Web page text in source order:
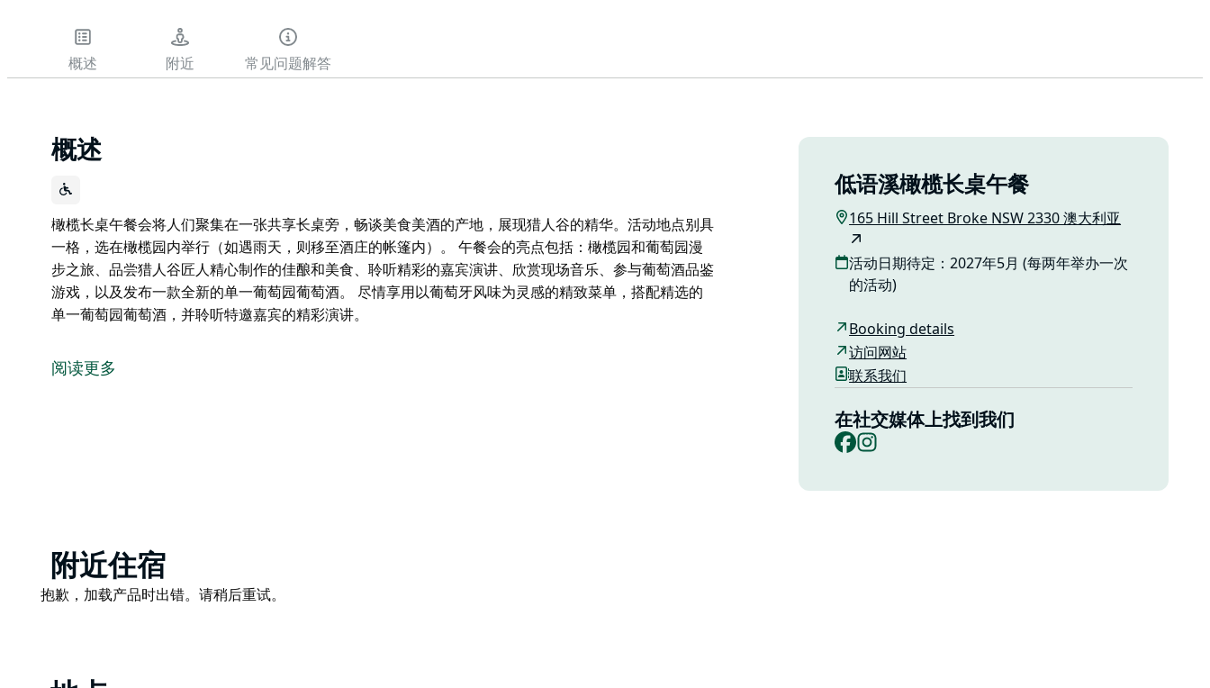
概述 附近 常见问题解答
概述
橄榄长桌午餐会将人们聚集在一张共享长桌旁，畅谈美食美酒的产地，展现猎人谷的精华。活动地点别具
一格，选在橄榄园内举行（如遇雨天，则移至酒庄的帐篷内）。 午餐会的亮点包括：橄榄园和葡萄园漫
步之旅、品尝猎人谷匠人精心制作的佳酿和美食、聆听精彩的嘉宾演讲、欣赏现场音乐、参与葡萄酒品鉴
游戏，以及发布一款全新的单一葡萄园葡萄酒。 尽情享用以葡萄牙风味为灵感的精致菜单，搭配精选的
单一葡萄园葡萄酒，并聆听特邀嘉宾的精彩演讲。
一格，选在橄榄园内举行（如遇雨天，则移至酒庄的帐篷内）。
阅读更多
低语溪橄榄长桌午餐
165 Hill Street Broke NSW 2330 澳大利亚
活动日期待定：2027年5月 (每两年举办一次
的活动)
Booking details
访问网站
联系我们
在社交媒体上找到我们
Facebook
Product
List
附近住宿
Product
抱歉，加载产品时出错。请稍后重试。